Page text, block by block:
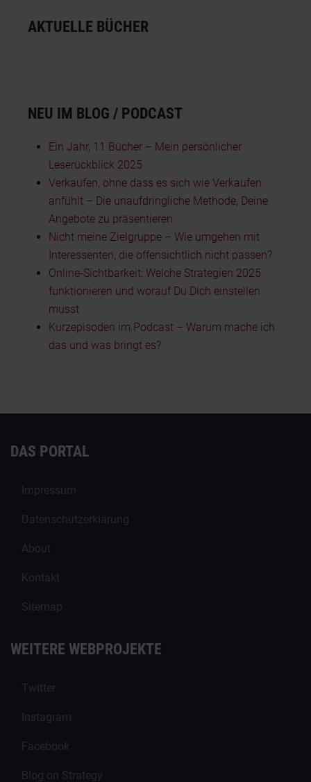
AKTUELLE BÜCHER
NEU IM BLOG / PODCAST
Ein Jahr, 11 Bücher – Mein persönlicher
Leserückblick 2025
Verkaufen, ohne dass es sich wie Verkaufen
anfühlt – Die unaufdringliche Methode, Deine
Angebote zu präsentieren
Nicht meine Zielgruppe – Wie umgehen mit
Interessenten, die offensichtlich nicht passen?
Online-Sichtbarkeit: Welche Strategien 2025
funktionieren und worauf Du Dich einstellen
musst
Kurzepisoden im Podcast – Warum mache ich
das und was bringt es?
DAS PORTAL
Impressum
Datenschutzerklärung
About
Kontakt
Sitemap
WEITERE WEBPROJEKTE
Twitter
Instagram
Facebook
Blog on Strategy